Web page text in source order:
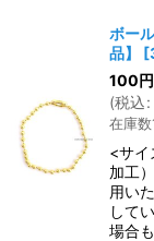
ボー
品】
[
100円
(税込:
在庫
<サイ
加工
用い
して
場合